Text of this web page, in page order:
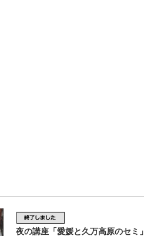
夜の講座「愛媛と久万高原のセミ」